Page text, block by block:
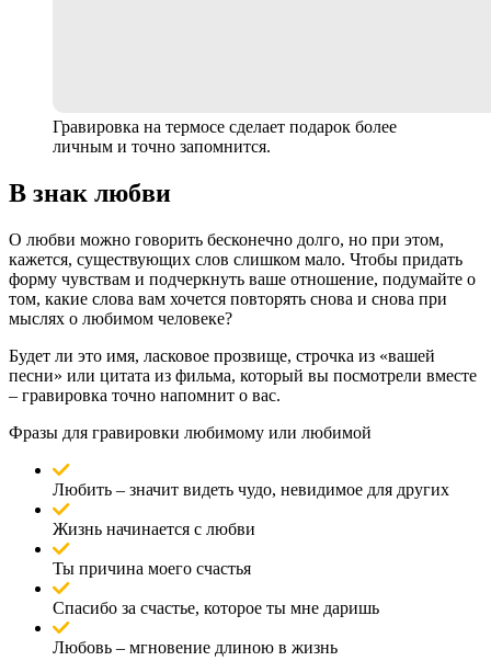
Гравировка на термосе сделает подарок более
личным и точно запомнится.
В знак любви
О любви можно говорить бесконечно долго, но при этом,
кажется, существующих слов слишком мало. Чтобы придать
форму чувствам и подчеркнуть ваше отношение, подумайте о
том, какие слова вам хочется повторять снова и снова при
мыслях о любимом человеке?
Будет ли это имя, ласковое прозвище, строчка из «вашей
песни» или цитата из фильма, который вы посмотрели вместе
– гравировка точно напомнит о вас.
Фразы для гравировки любимому или любимой
Любить – значит видеть чудо, невидимое для других
Жизнь начинается с любви
Ты причина моего счастья
Спасибо за счастье, которое ты мне даришь
Любовь – мгновение длиною в жизнь